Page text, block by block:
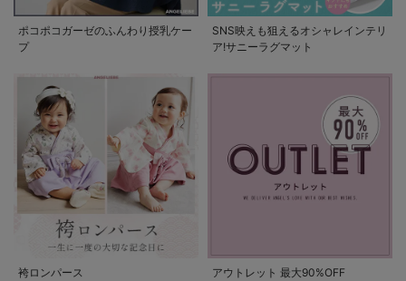
ポコポコガーゼのふんわり授乳ケー
プ
SNS映えも狙えるオシャレインテリ
ア!サニーラグマット
袴ロンパース アウトレット 最大90%OFF